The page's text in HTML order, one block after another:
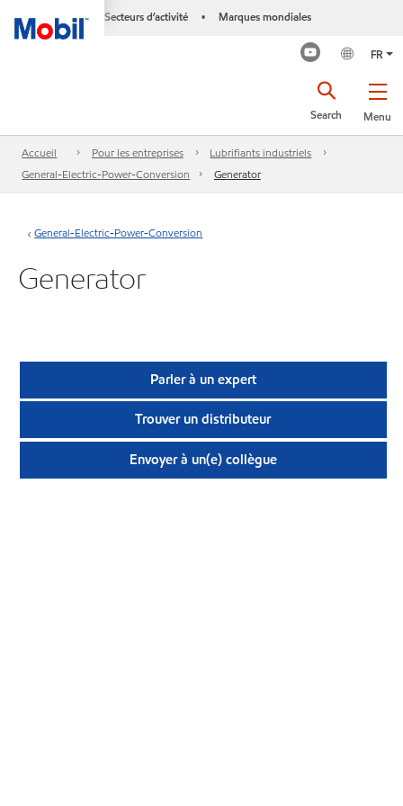
Secteurs d’activité • Marques mondiales
FR
Menu
Search
Accueil Pour les entreprises
Lubrifiants industriels
General-Electric-Power-Conversion
Generator
General-Electric-Power-Conversion
Generator
Parler à un expert
Trouver un distributeur
Envoyer à un(e) collègue